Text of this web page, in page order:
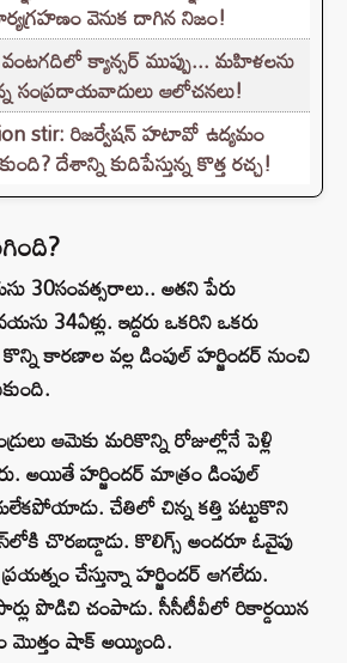
వెనుక దాగిన నిజం!
క్యాన్సర్ ముప్పు... మహిళలను
సంప్రదాయవాదులు ఆలోచనలు!
stir: రిజర్వేషన్ హటావో ఉద్యమం
దేశాన్ని కుదిపేస్తున్న కొత్త రచ్చ!
30సంవత్సరాలు.. అతని పేరు
34ఏళ్లు. ఇద్దరు ఒకరిని ఒకరు
కారణాల వల్ల డింపుల్‌ హర్జిందర్‌ నుంచి
ఆమెకు మరికొన్ని రోజుల్లోనే పెళ్లి
అయితే హర్జిందర్‌ మాత్రం డింపుల్‌
చేతిలో చిన్న కత్తి పట్టుకొని
చొరబడ్డాడు. కొలిగ్స్‌ అందరూ ఓవైపు
చేస్తున్నా హర్జిందర్‌ ఆగలేదు.
పొడిచి చంపాడు. సీసీటీవీలో రికార్డయిన
మొత్తం షాక్‌ అయ్యింది.